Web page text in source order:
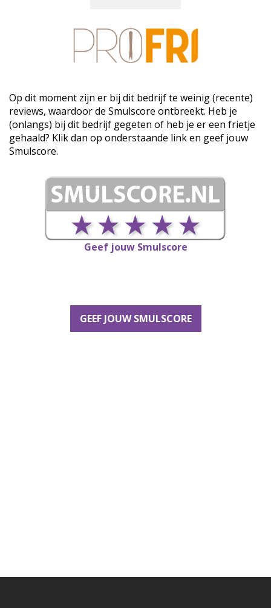
Op dit moment zijn er bij dit bedrijf te weinig (recente)
reviews, waardoor de Smulscore ontbreekt. Heb je
(onlangs) bij dit bedrijf gegeten of heb je er een frietje
gehaald? Klik dan op onderstaande link en geef jouw
Smulscore.
Geef jouw Smulscore
GEEF JOUW SMULSCORE